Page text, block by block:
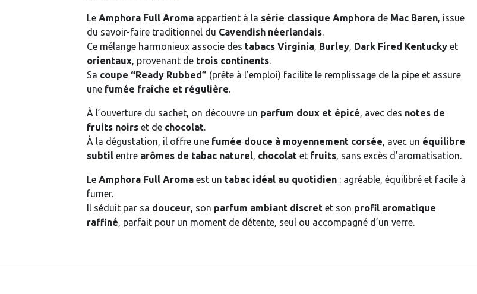
Le Amphora Full Aroma appartient à la série classique Amphora de Mac Baren, issue
du savoir-faire traditionnel du Cavendish néerlandais.
Ce mélange harmonieux associe des tabacs Virginia, Burley, Dark Fired Kentucky et
orientaux, provenant de trois continents.
Sa coupe “Ready Rubbed” (prête à l’emploi) facilite le remplissage de la pipe et assure
une fumée fraîche et régulière.
À l’ouverture du sachet, on découvre un parfum doux et épicé, avec des notes de
fruits noirs et de chocolat.
À la dégustation, il offre une fumée douce à moyennement corsée, avec un équilibre
subtil entre arômes de tabac naturel, chocolat et fruits, sans excès d’aromatisation.
Le Amphora Full Aroma est un tabac idéal au quotidien : agréable, équilibré et facile à
fumer.
Il séduit par sa douceur, son parfum ambiant discret et son profil aromatique
raffiné, parfait pour un moment de détente, seul ou accompagné d’un verre.